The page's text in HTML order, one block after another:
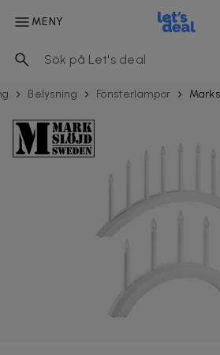
MENY
Belysning Fönster­lampor